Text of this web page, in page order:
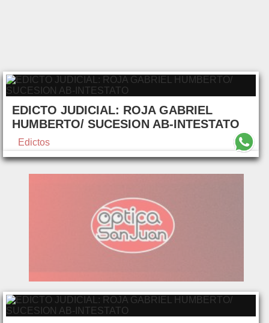
EDICTO JUDICIAL: ROJA GABRIEL
HUMBERTO/ SUCESION AB-INTESTATO
Edictos